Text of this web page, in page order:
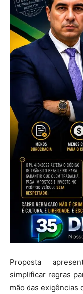
Proposta
simplificar regras
mão das exigências